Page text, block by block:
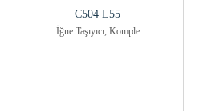
C504 L55
İğne Taşıyıcı, Komple